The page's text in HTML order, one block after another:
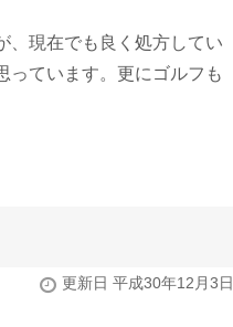
、現在でも良く処方してい
っています。更にゴルフも
更新日 平成30年12月3日